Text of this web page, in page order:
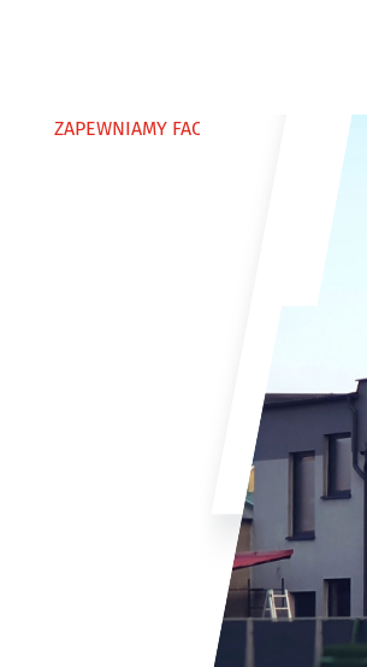
ZAPEWNIAMY FACHOWĄ OBSŁUGĘ OD